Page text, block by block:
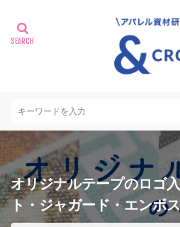
オリジナルテープのロゴ
ト・ジャガード・エンボ